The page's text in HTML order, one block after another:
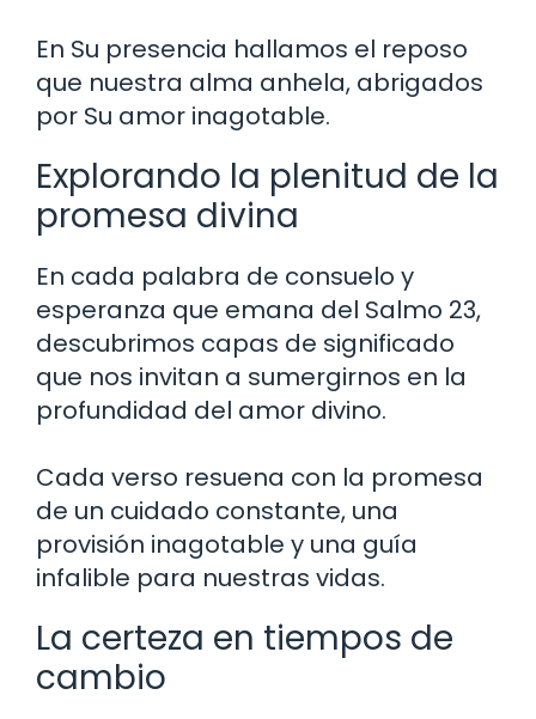
En Su presencia hallamos el reposo
que nuestra alma anhela, abrigados
por Su amor inagotable.
Explorando la plenitud de la
promesa divina
En cada palabra de consuelo y
esperanza que emana del Salmo 23,
descubrimos capas de significado
que nos invitan a sumergirnos en la
profundidad del amor divino.
Cada verso resuena con la promesa
de un cuidado constante, una
provisión inagotable y una guía
infalible para nuestras vidas.
La certeza en tiempos de
cambio